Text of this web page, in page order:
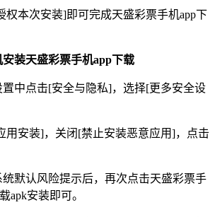
权本次安装]即可完成天盛彩票手机app下
安装天盛彩票手机app下载
置中点击[安全与隐私]，选择[更多安全设
用安装]，关闭[禁止安装恶意应用]，点击
统默认风险提示后，再次点击天盛彩票手
apk安装即可。